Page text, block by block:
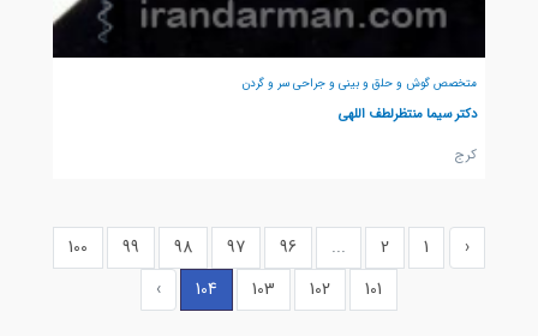
متخصص گوش و حلق و بینی و جراحی سر و گردن
دکتر سیما منتظرلطف اللهی
كرج
‹
1
2
...
96
97
98
99
100
101
102
103
104
›